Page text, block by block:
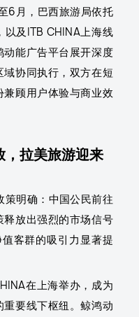
6月，巴西旅游局依托
及ITB CHINA上海线
能广告平台展开深度
协同执行，双方在短
顾用户体验与商业效
，拉美旅游迎来
策明确：中国公民前往
放出强烈的市场信号
客群的吸引力显著提
在上海举办，成为
重要线下枢纽。鲸鸿动